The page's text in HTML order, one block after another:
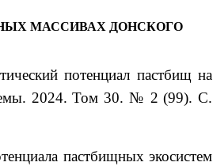
МАССИВАХ ДОНСКОГО
потенциал пастбищ на
2024. Том 30. № 2 (99). С.
пастбищных экосистем